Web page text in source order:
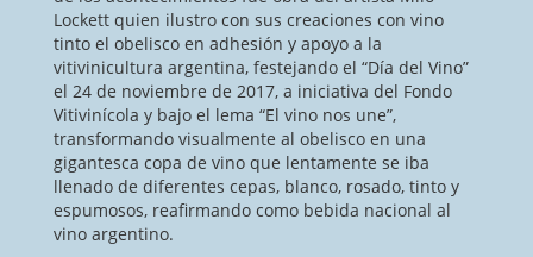
Lockett quien ilustro con sus creaciones con vino
tinto el obelisco en adhesión y apoyo a la
vitivinicultura argentina, festejando el “Día del Vino”
el 24 de noviembre de 2017, a iniciativa del Fondo
Vitivinícola y bajo el lema “El vino nos une”,
transformando visualmente al obelisco en una
gigantesca copa de vino que lentamente se iba
llenado de diferentes cepas, blanco, rosado, tinto y
espumosos, reafirmando como bebida nacional al
vino argentino.